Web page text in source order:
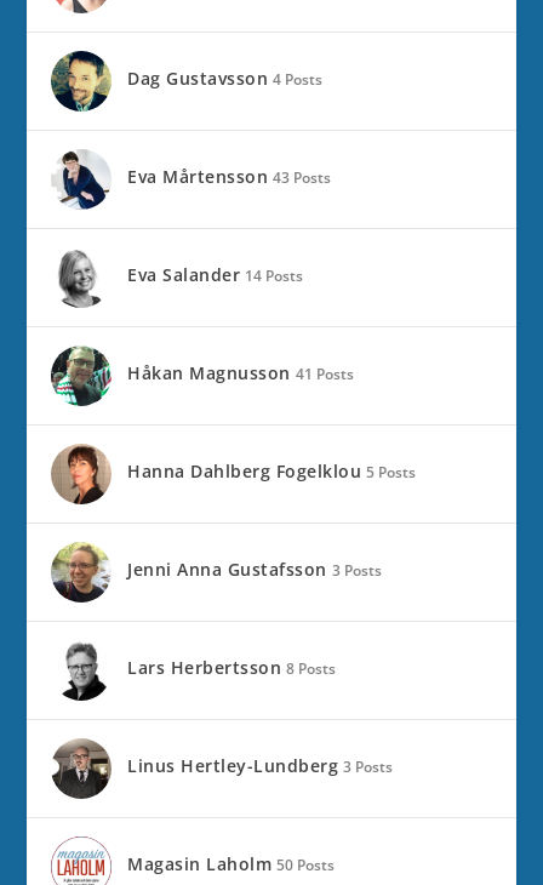
Dag Gustavsson 4 Posts
Eva Mårtensson 43 Posts
Eva Salander 14 Posts
Håkan Magnusson 41 Posts
Hanna Dahlberg Fogelklou 5 Posts
Jenni Anna Gustafsson 3 Posts
Lars Herbertsson 8 Posts
Linus Hertley-Lundberg 3 Posts
Magasin Laholm 50 Posts